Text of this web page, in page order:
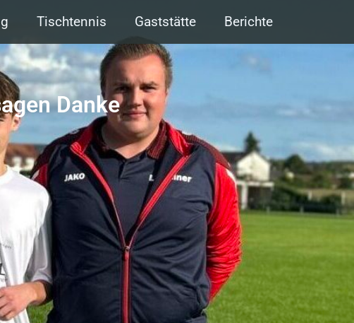
Tischtennis Gaststätte Berichte
Danke